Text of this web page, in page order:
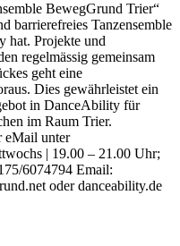
BewegGrund Trier“
barrierefreies Tanzensemble
hat. Projekte und
regelmässig gemeinsam
geht eine
Dies gewährleistet ein
in DanceAbility für
im Raum Trier.
eMail unter
| 19.00 – 21.00 Uhr;
6074794 Email:
oder danceability.de